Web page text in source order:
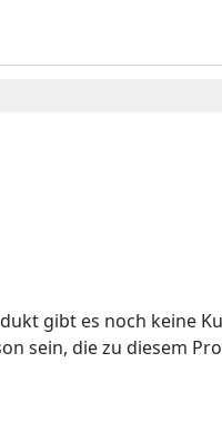
gibt es noch keine
sein, die zu diesem